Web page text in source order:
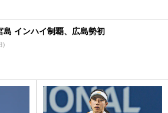
島 インハイ制覇、広島勢初
)